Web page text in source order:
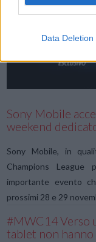
Data Deletion
Sony Mobile
weekend
Sony Mobile, in
Champions
importante evento
prossimi 28 e 29
#MWC14 Verso
tablet non